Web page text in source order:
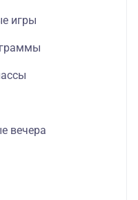
игры
вечера